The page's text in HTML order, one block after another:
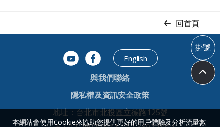
回首頁
English
與我們聯絡
隱私權及資訊安全政策
地址：台北市北投區立德路125號
掛號
本網站會使用Cookie來協助您提供更好的用戶體驗及分析流量數